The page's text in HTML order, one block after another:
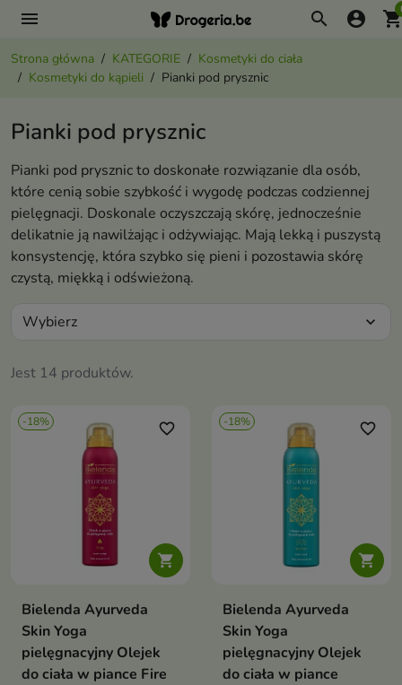
menu search account_circle
Strona główna KATEGORIE
Kosmetyki do ciała
Kosmetyki do kąpieli
Pianki pod prysznic
Pianki pod prysznic
Pianki pod prysznic to doskonałe rozwiązanie dla osób,
które cenią sobie szybkość i wygodę podczas codziennej
pielęgnacji. Doskonale oczyszczają skórę, jednocześnie
delikatnie ją nawilżając i odżywiając. Mają lekką i puszystą
konsystencję, która szybko się pieni i pozostawia skórę
czystą, miękką i odświeżoną.
Jest 14 produktów.
Wybierz expand_more
-18%

favorite_border
Bielenda Ayurveda
Skin Yoga
pielęgnacyjny Olejek
do ciała w piance Fire
-18%

favorite_border
Bielenda Ayurveda
Skin Yoga
pielęgnacyjny Olejek
do ciała w piance